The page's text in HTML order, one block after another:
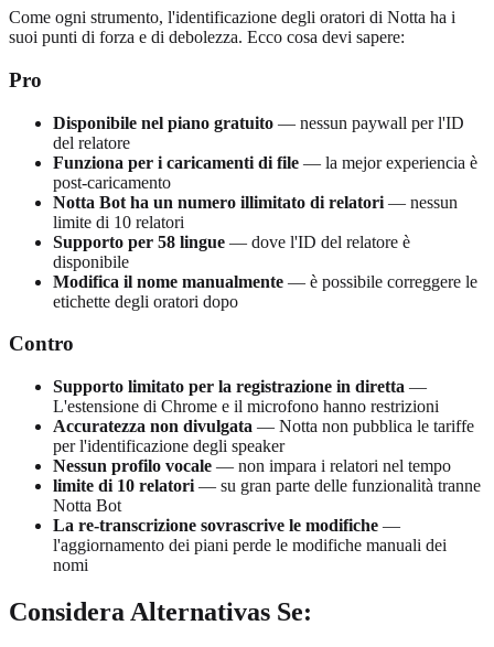
Come ogni strumento, l'identificazione degli oratori di Notta ha i
suoi punti di forza e di debolezza. Ecco cosa devi sapere:
Pro
Disponibile nel piano gratuito — nessun paywall per l'ID
del relatore
Funziona per i caricamenti di file — la mejor experiencia è
post-caricamento
Notta Bot ha un numero illimitato di relatori — nessun
limite di 10 relatori
Supporto per 58 lingue — dove l'ID del relatore è
disponibile
Modifica il nome manualmente — è possibile correggere le
etichette degli oratori dopo
Contro
Supporto limitato per la registrazione in diretta —
L'estensione di Chrome e il microfono hanno restrizioni
Accuratezza non divulgata — Notta non pubblica le tariffe
per l'identificazione degli speaker
Nessun profilo vocale — non impara i relatori nel tempo
limite di 10 relatori — su gran parte delle funzionalità tranne
Notta Bot
La re-transcrizione sovrascrive le modifiche —
l'aggiornamento dei piani perde le modifiche manuali dei
nomi
Considera Alternativas Se: